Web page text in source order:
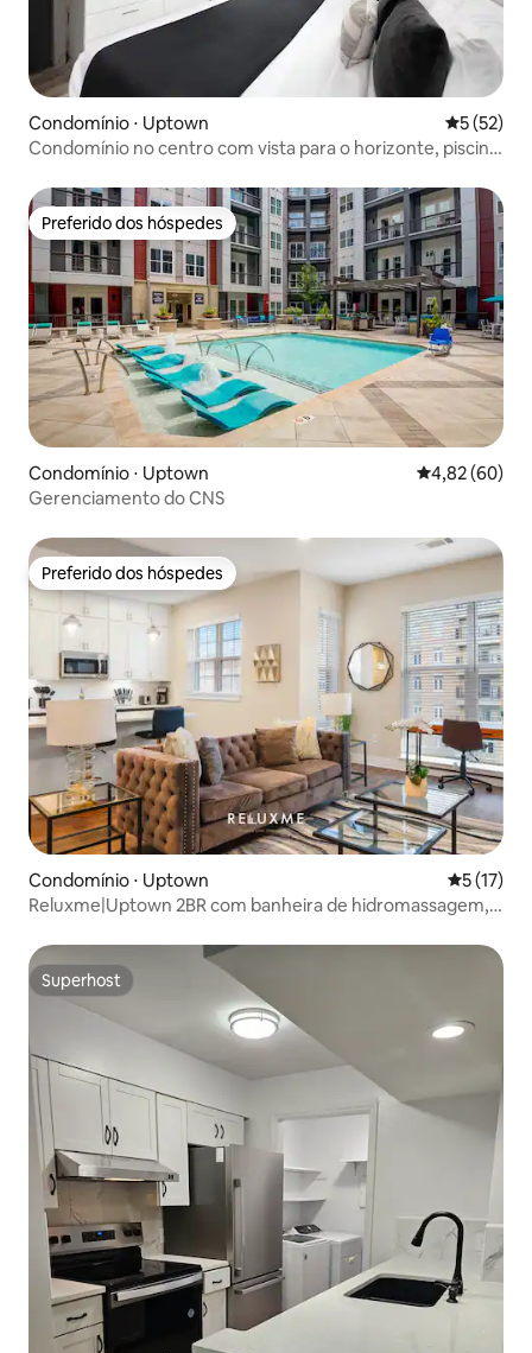
Condomínio ⋅ Uptown 5 de uma
5 (52)
Condomínio no centro com vista para o horizonte, piscina
Preferido dos hóspedes
Preferido dos hóspedes
Condomínio ⋅ Uptown 4,82 de uma
4,82 (60)
Gerenciamento do CNS
Preferido dos hóspedes
Preferido dos hóspedes
Condomínio ⋅ Uptown 5 de uma
5 (17)
Reluxme|Uptown 2BR com banheira de hidromassagem,
Superhost
Superhost